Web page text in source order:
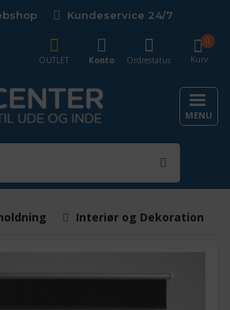
Kundeservice 24/7
Kurv
0
OUTLET
Konto Ordrestatus
MENU
Interiør og Dekoration